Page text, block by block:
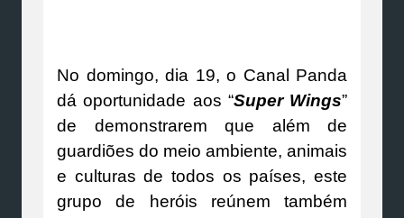
No domingo, dia 19, o Canal Panda
dá oportunidade aos “Super Wings”
de demonstrarem que além de
guardiões do meio ambiente, animais
e culturas de todos os países, este
grupo de heróis reúnem também